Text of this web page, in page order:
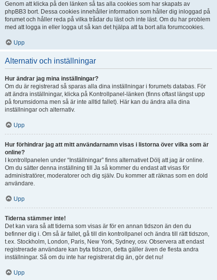
Genom att klicka på den länken så tas alla cookies som har skapats av
phpBB3 bort. Dessa cookies innehåller information som håller dig inloggad på
forumet och håller reda på vilka trådar du läst och inte läst. Om du har problem
med att logga in eller logga ut så kan det hjälpa att ta bort alla forumcookies.
Upp
Alternativ och inställningar
Hur ändrar jag mina inställningar?
Om du är registrerad så sparas alla dina inställningar i forumets databas. För
att ändra inställningar, klicka på Kontrollpanel-länken (finns oftast längst upp
på forumsidorna men så är inte alltid fallet). Här kan du ändra alla dina
inställningar och alternativ.
Upp
Hur förhindrar jag att mitt användarnamn visas i listorna över vilka som är
online?
I kontrollpanelen under “Inställningar” finns alternativet Dölj att jag är online.
Om du sätter denna inställning till Ja så kommer du endast att visas för
administratörer, moderatorer och dig själv. Du kommer att räknas som en dold
användare.
Upp
Tiderna stämmer inte!
Det kan vara så att tiderna som visas är för en annan tidszon än den du
befinner dig i. Om så är fallet, gå till din kontrollpanel och ändra till rätt tidszon,
t.ex. Stockholm, London, Paris, New York, Sydney, osv. Observera att endast
registrerade användare kan byta tidszon, detta gäller även de flesta andra
inställningar. Så om du inte har registrerat dig än, gör det nu!
Upp